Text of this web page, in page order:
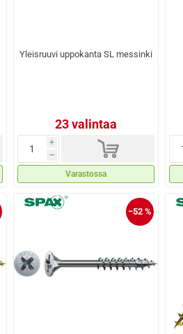
Yleisruuvi uppokanta SL messinki
23 valintaa
i
h d
Varastossa
−52 %